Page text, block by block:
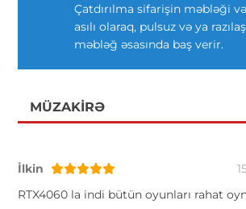
Çatdırılma sifarişin məbləği
asılı olaraq, pulsuz və ya
məbləğ əsasında baş verir.
MÜZAKIRƏ
İlkin
RTX4060 la indi bütün oyunları rahat